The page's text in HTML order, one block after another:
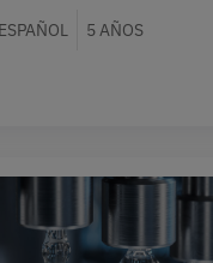
ESPAÑOL 5 AÑOS